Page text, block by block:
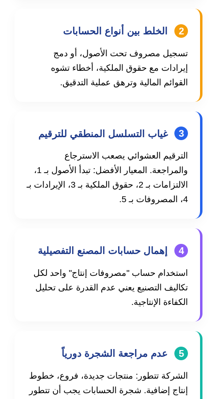
2 الخلط بين أنواع الحسابات
تسجيل مصروف تحت الأصول، أو دمج
إيرادات مع حقوق الملكية، أخطاء تشوه
القوائم المالية وترهق عملية التدقيق.
3 غياب التسلسل المنطقي للترقيم
الترقيم العشوائي يصعب الاسترجاع
والمراجعة. المعيار الأفضل: تبدأ الأصول بـ 1،
الالتزامات بـ 2، حقوق الملكية بـ 3، الإيرادات بـ
4، المصروفات بـ 5.
4 إهمال حسابات المصنع التفصيلية
استخدام حساب "مصروفات إنتاج" واحد لكل
تكاليف التصنيع يعني عدم القدرة على تحليل
الكفاءة الإنتاجية.
5 عدم مراجعة الشجرة دورياً
الشركة تتطور: منتجات جديدة، فروع، خطوط
إنتاج إضافية. شجرة الحسابات يجب أن تتطور